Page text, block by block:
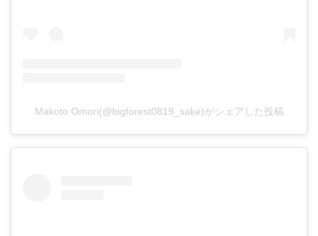
Makoto Omori(@bigforest0819_sake)がシェアした投稿